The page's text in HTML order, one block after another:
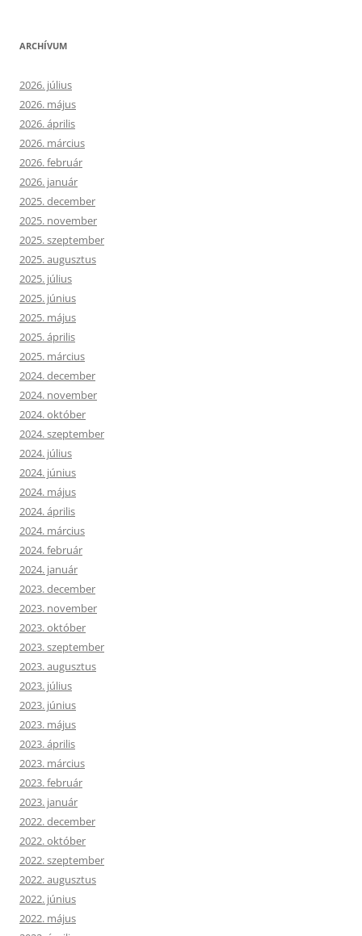
ARCHÍVUM
2026. július
2026. május
2026. április
2026. március
2026. február
2026. január
2025. december
2025. november
2025. szeptember
2025. augusztus
2025. július
2025. június
2025. május
2025. április
2025. március
2024. december
2024. november
2024. október
2024. szeptember
2024. július
2024. június
2024. május
2024. április
2024. március
2024. február
2024. január
2023. december
2023. november
2023. október
2023. szeptember
2023. augusztus
2023. július
2023. június
2023. május
2023. április
2023. március
2023. február
2023. január
2022. december
2022. október
2022. szeptember
2022. augusztus
2022. június
2022. május